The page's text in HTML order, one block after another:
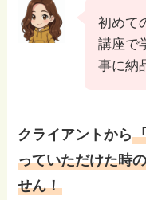
初めて
講座で
事に納
クライアントから
っていただけた時
せん！